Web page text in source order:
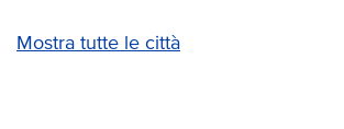
Mostra tutte le città